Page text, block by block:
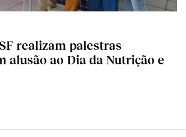
realizam palestras
alusão ao Dia da Nutrição e